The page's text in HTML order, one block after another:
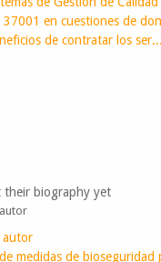
37001 en cuestiones de
de contratar los ser...
their biography yet
autor
medidas de